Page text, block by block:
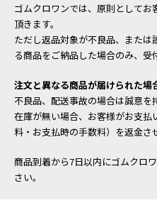
ゴムクロワンでは、原則として
頂きます。
ただし返品対象が不良品、また
る商品をご納品した場合のみ、受
注文と異なる商品が届けられた場
不良品、配送事故の場合は誠意を
在庫が無い場合、お客様がお支
料・お支払時の手数料）を返金さ
商品到着から7日以内にゴムクロ
さい。